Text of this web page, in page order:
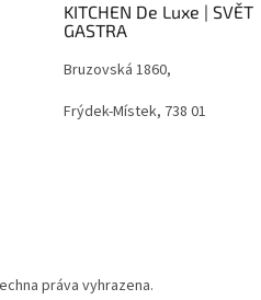
KITCHEN De Luxe | SVĚT
GASTRA
Bruzovská 1860,
Frýdek-Místek, 738 01
práva vyhrazena.